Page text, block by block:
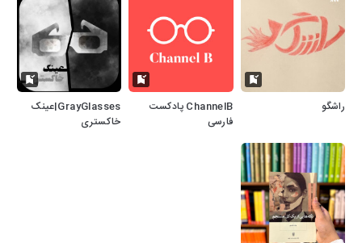
راشگو
ChannelB پادکست
فارسی
GrayGlasses|عینک
خاکستری